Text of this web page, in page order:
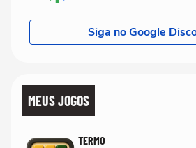
Siga no Google
MEUS JOGOS
TERMO